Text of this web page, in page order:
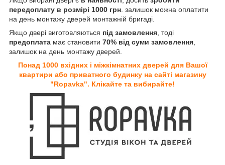
передоплату в розмірі 1000 грн . залишок можна оплатити
на день монтажу дверей монтажній бригаді.
Якщо двері виготовляються під замовлення , тоді
предоплата має становити 70% від суми замовлення
залишок на день монтажу дверей.
Понад 1000 вхідних і міжкімнатних дверей для Вашої
квартири або приватного будинку на сайті магазину
"Ropavka". Клікайте та вибирайте!